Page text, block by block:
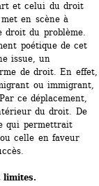
et celui du droit
en scène à
droit du problème.
poétique de cet
issue, un
de droit. En effet,
ou immigrant,
ce déplacement,
du droit. De
qui permettrait
celle en faveur
limites.